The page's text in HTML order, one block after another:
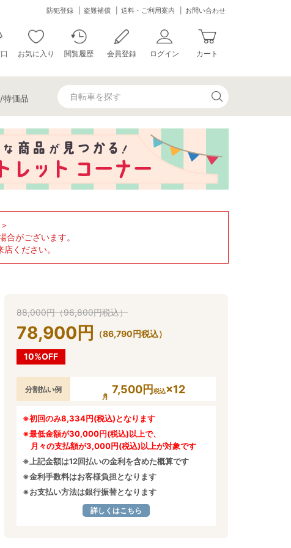
防犯登録 盗難補償 送料・ご利用案内 お問い合わせ
お気に入り 閲覧履歴 会員登録 ログイン カート
/特価品
がございます。
ください。
88,000円（96,800円税込）
78,900 円 （86,790円税込）
10%OFF
分割払い例 7,500円税込×12
※初回のみ8,334円(税込)となります
※最低金額が30,000円(税込)以上で、
月々の支払額が3,000円(税込)以上が対象です
※上記金額は12回払いの金利を含めた概算です
※金利手数料はお客様負担となります
※お支払い方法は銀行振替となります
詳しくはこちら